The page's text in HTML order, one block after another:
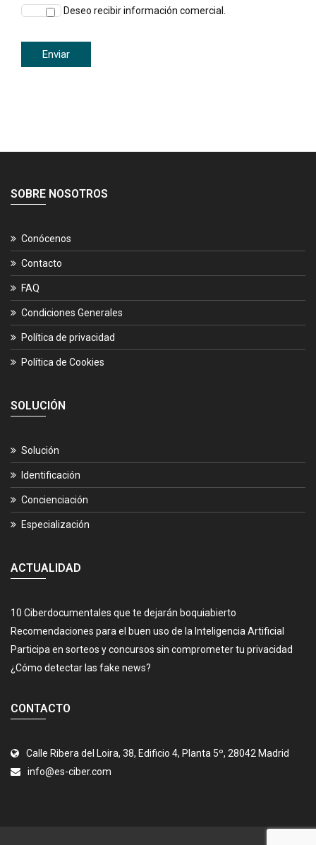
Deseo recibir información comercial.
SOBRE NOSOTROS
Conócenos
Contacto
FAQ
Condiciones Generales
Política de privacidad
Política de Cookies
SOLUCIÓN
Solución
Identificación
Concienciación
Especialización
ACTUALIDAD
10 Ciberdocumentales que te dejarán boquiabierto
Recomendaciones para el buen uso de la Inteligencia Artificial
Participa en sorteos y concursos sin comprometer tu privacidad
¿Cómo detectar las fake news?
CONTACTO
Calle Ribera del Loira, 38, Edificio 4, Planta 5º, 28042 Madrid
info@es-ciber.com